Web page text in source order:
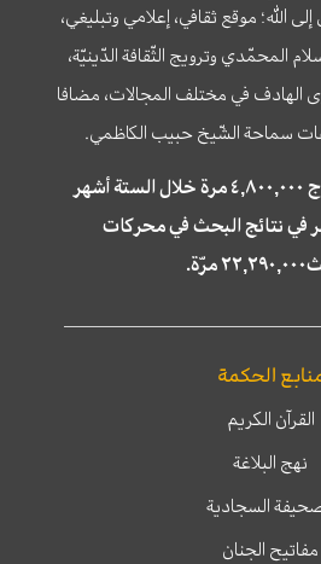
الله؛ موقع ثقافي، إعلامي وتبليغي،
المحمّدي وترويج الثّقافة الدّينيّة،
الهادف في مختلف المجالات، مضافا
سماحة الشّيخ حبيب الكاظمي.
تمّت زيارة موقع سراج ٤,٨٠٠,٠٠٠ مرة خلال الستة أشهر
في نتائج البحث في محركات
مرّة.
الحكمة
القرآن الكريم
نهج البلاغة
السجادية
مفاتيح الجنان